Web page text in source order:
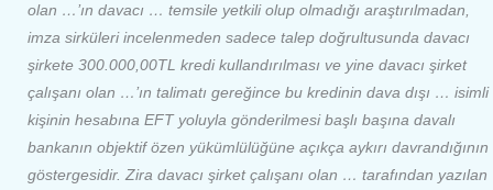
olan …’ın davacı … temsile yetkili olup olmadığı araştırılmadan,
imza sirküleri incelenmeden sadece talep doğrultusunda davacı
şirkete 300.000,00TL kredi kullandırılması ve yine davacı şirket
çalışanı olan …’ın talimatı gereğince bu kredinin dava dışı … isimli
kişinin hesabına EFT yoluyla gönderilmesi başlı başına davalı
bankanın objektif özen yükümlülüğüne açıkça aykırı davrandığının
göstergesidir. Zira davacı şirket çalışanı olan … tarafından yazılan